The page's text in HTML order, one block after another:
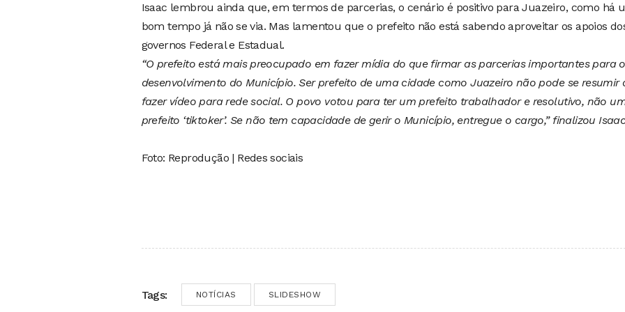
Isaac lembrou ainda que, em termos de parcerias, o cenário é positivo para Juazeiro, como há
bom tempo já não se via. Mas lamentou que o prefeito não está sabendo aproveitar os apoios
governos Federal e Estadual.
“O prefeito está mais preocupado em fazer mídia do que firmar as parcerias importantes para o
desenvolvimento do Município. Ser prefeito de uma cidade como Juazeiro não pode se resumir
fazer vídeo para rede social. O povo votou para ter um prefeito trabalhador e resolutivo, não
prefeito ‘tiktoker’. Se não tem capacidade de gerir o Município, entregue o cargo,” finalizou
Foto: Reprodução | Redes sociais
Tags: NOTÍCIAS SLIDESHOW